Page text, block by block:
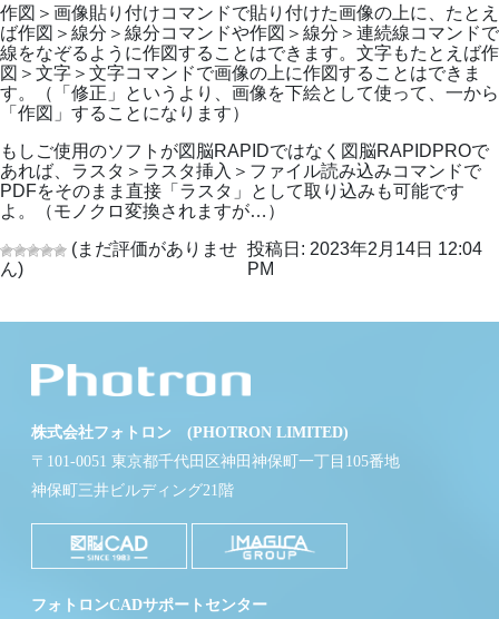
作図＞画像貼り付けコマンドで貼り付けた画像の上に、たとえ
ば作図＞線分＞線分コマンドや作図＞線分＞連続線コマンドで
線をなぞるように作図することはできます。文字もたとえば作
図＞文字＞文字コマンドで画像の上に作図することはできま
す。（「修正」というより、画像を下絵として使って、一から
「作図」することになります）
もしご使用のソフトが図脳RAPIDではなく図脳RAPIDPROで
あれば、ラスタ＞ラスタ挿入＞ファイル読み込みコマンドで
PDFをそのまま直接「ラスタ」として取り込みも可能です
よ。（モノクロ変換されますが…）
(まだ評価がありませ
ん)
投稿日: 2023年2月14日 12:04
PM
株式会社フォトロン (PHOTRON LIMITED)
〒101-0051 東京都千代田区神田神保町一丁目105番地
神保町三井ビルディング21階
フォトロンCADサポートセンター